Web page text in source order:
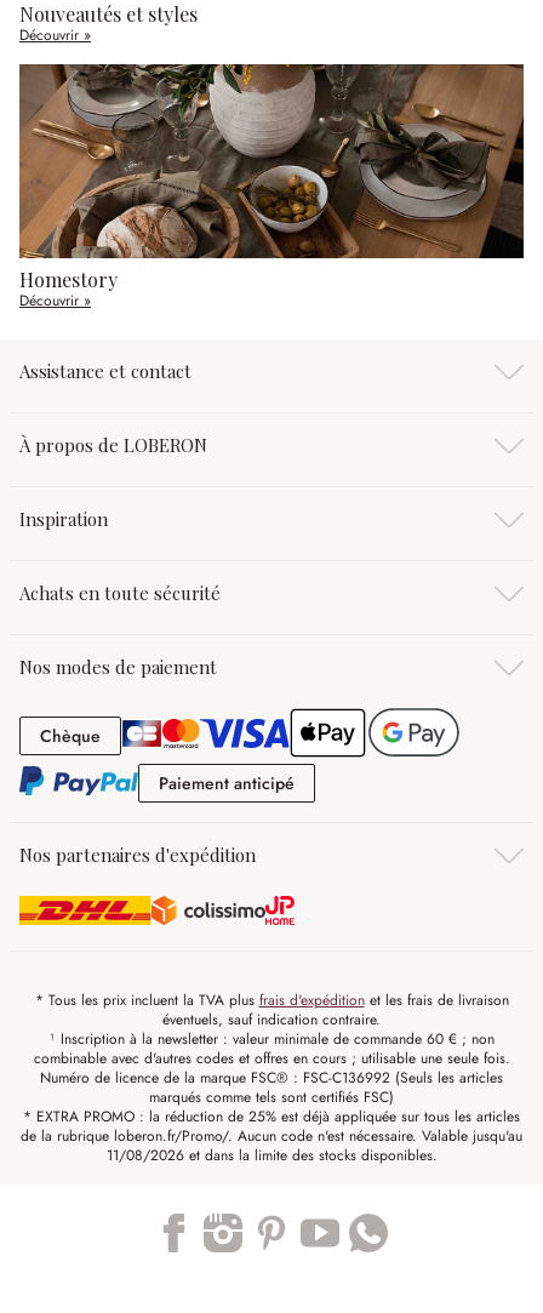
Nouveautés et styles
Découvrir »
Homestory
Découvrir »
Assistance et contact
À propos de LOBERON
Inspiration
Achats en toute sécurité
Nos modes de paiement
Chèque Chèque
Paiement anticipé
Nos partenaires d'expédition
* Tous les prix incluent la TVA plus frais d'expéditionet les frais de livraison
éventuels, sauf indication contraire.
¹ Inscription à la newsletter : valeur minimale de commande 60 € ; non
combinable avec d'autres codes et offres en cours ; utilisable une seule fois.
Numéro de licence de la marque FSC® : FSC-C136992 (Seuls les articles
marqués comme tels sont certifiés FSC)
* EXTRA PROMO : la réduction de 25% est déjà appliquée sur tous les articles
de la rubrique loberon.fr/Promo/. Aucun code n'est nécessaire. Valable jusqu'au
11/08/2026 et dans la limite des stocks disponibles.